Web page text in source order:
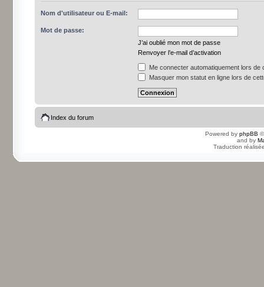
Nom d'utilisateur ou E-mail:
Mot de passe:
J’ai oublié mon mot de passe
Renvoyer l’e-mail d’activation
Me connecter automatiquement lors de
Masquer mon statut en ligne lors de
Index du forum
Powered by phpBB
and by
Traduction